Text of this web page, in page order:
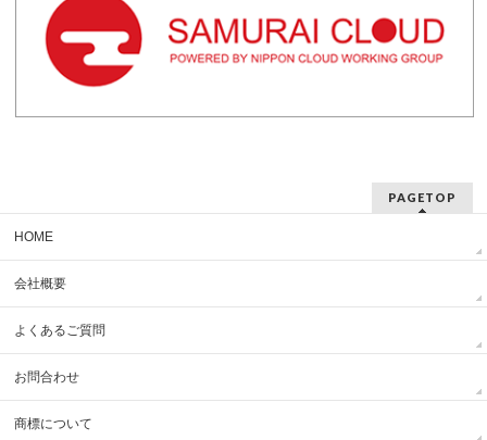
PAGETOP
HOME
会社概要
よくあるご質問
お問合わせ
商標について